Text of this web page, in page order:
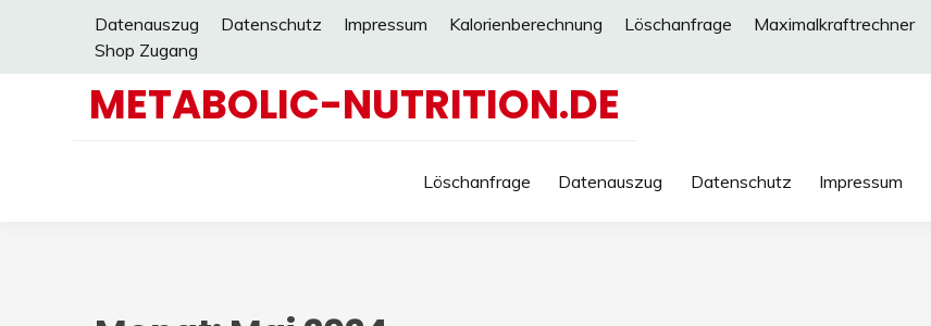
Datenauszug Datenschutz Impressum Kalorienberechnung Löschanfrage Maximalkraftrechner
Shop Zugang
METABOLIC-NUTRITION.DE
Löschanfrage Datenauszug Datenschutz Impressum